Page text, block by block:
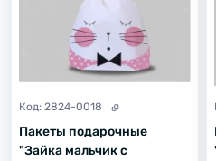
Код: 2824-0018
Пакеты подарочные
"Зайка мальчик с